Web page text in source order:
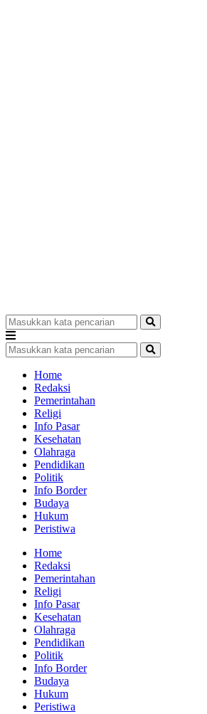
Home
Redaksi
Pemerintahan
Religi
Info Pasar
Kesehatan
Olahraga
Pendidikan
Politik
Info Border
Budaya
Hukum
Peristiwa
Home
Redaksi
Pemerintahan
Religi
Info Pasar
Kesehatan
Olahraga
Pendidikan
Politik
Info Border
Budaya
Hukum
Peristiwa